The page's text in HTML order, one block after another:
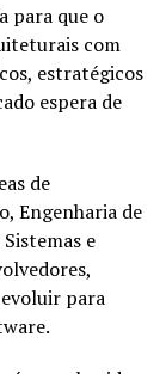
para que o
com
estratégicos
espera de
de
Engenharia de
e
para